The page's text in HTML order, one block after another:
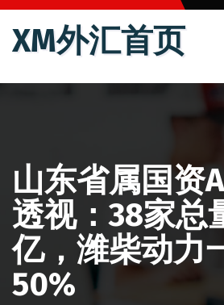
跳
XM外汇首页
山东省属国资
透视：38家总
亿，潍柴动力
50%